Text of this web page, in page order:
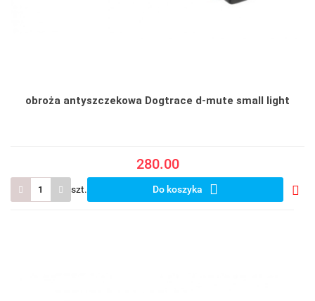
obroża antyszczekowa Dogtrace d-mute small light
280.00
szt. Do koszyka